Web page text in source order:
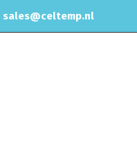
sales@celtemp.nl